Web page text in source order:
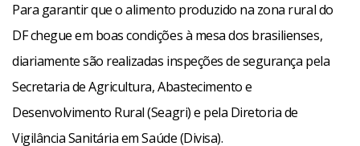
Para garantir que o alimento produzido na zona rural do
DF chegue em boas condições à mesa dos brasilienses,
diariamente são realizadas inspeções de segurança pela
Secretaria de Agricultura, Abastecimento e
Desenvolvimento Rural (Seagri) e pela Diretoria de
Vigilância Sanitária em Saúde (Divisa).